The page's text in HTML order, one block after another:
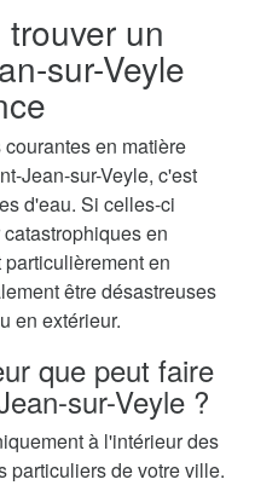
un
sur-Veyle
en matière
Jean-sur-Veyle, c'est
d'eau. Si celles-ci
en
en
être désastreuses
en extérieur.
que peut faire
sur-Veyle ?
à l'intérieur des
particuliers de votre ville.